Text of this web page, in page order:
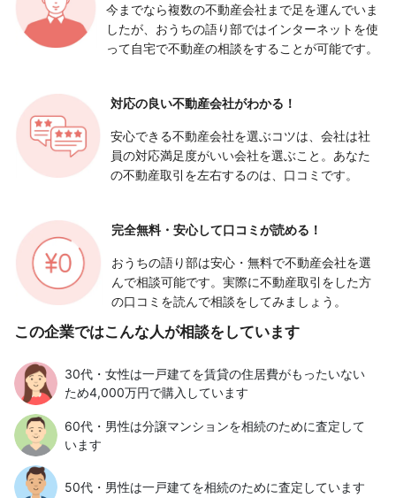
今までなら複数の不動産会社まで足を運んでいま
したが、おうちの語り部ではインターネットを使
って自宅で不動産の相談をすることが可能です。
対応の良い不動産会社がわかる！
安心できる不動産会社を選ぶコツは、会社は社
員の対応満足度がいい会社を選ぶこと。あなた
の不動産取引を左右するのは、口コミです。
完全無料・安心して口コミが読める！
おうちの語り部は安心・無料で不動産会社を選
んで相談可能です。実際に不動産取引をした方
の口コミを読んで相談をしてみましょう。
この企業ではこんな人が相談をしています
30代・女性は一戸建てを賃貸の住居費がもったいない
ため4,000万円で購入しています
60代・男性は分譲マンションを相続のために査定して
います
50代・男性は一戸建てを相続のために査定しています